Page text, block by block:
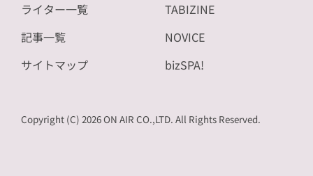
ライター一覧
記事一覧
サイトマップ
TABIZINE
NOVICE
bizSPA!
Copyright (C) 2026 ON AIR CO.,LTD. All Rights Reserved.